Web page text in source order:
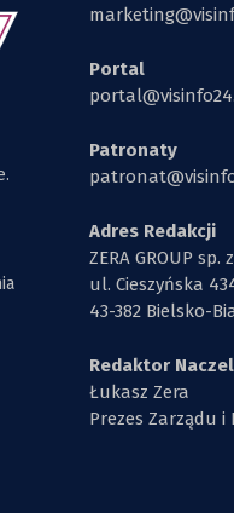
Portal
Patronaty
Adres Redakcji
ZERA GROUP sp.
ul. Cieszyńska
43-382 Bielsko-
Redaktor
Łukasz Zera
Prezes Zarządu